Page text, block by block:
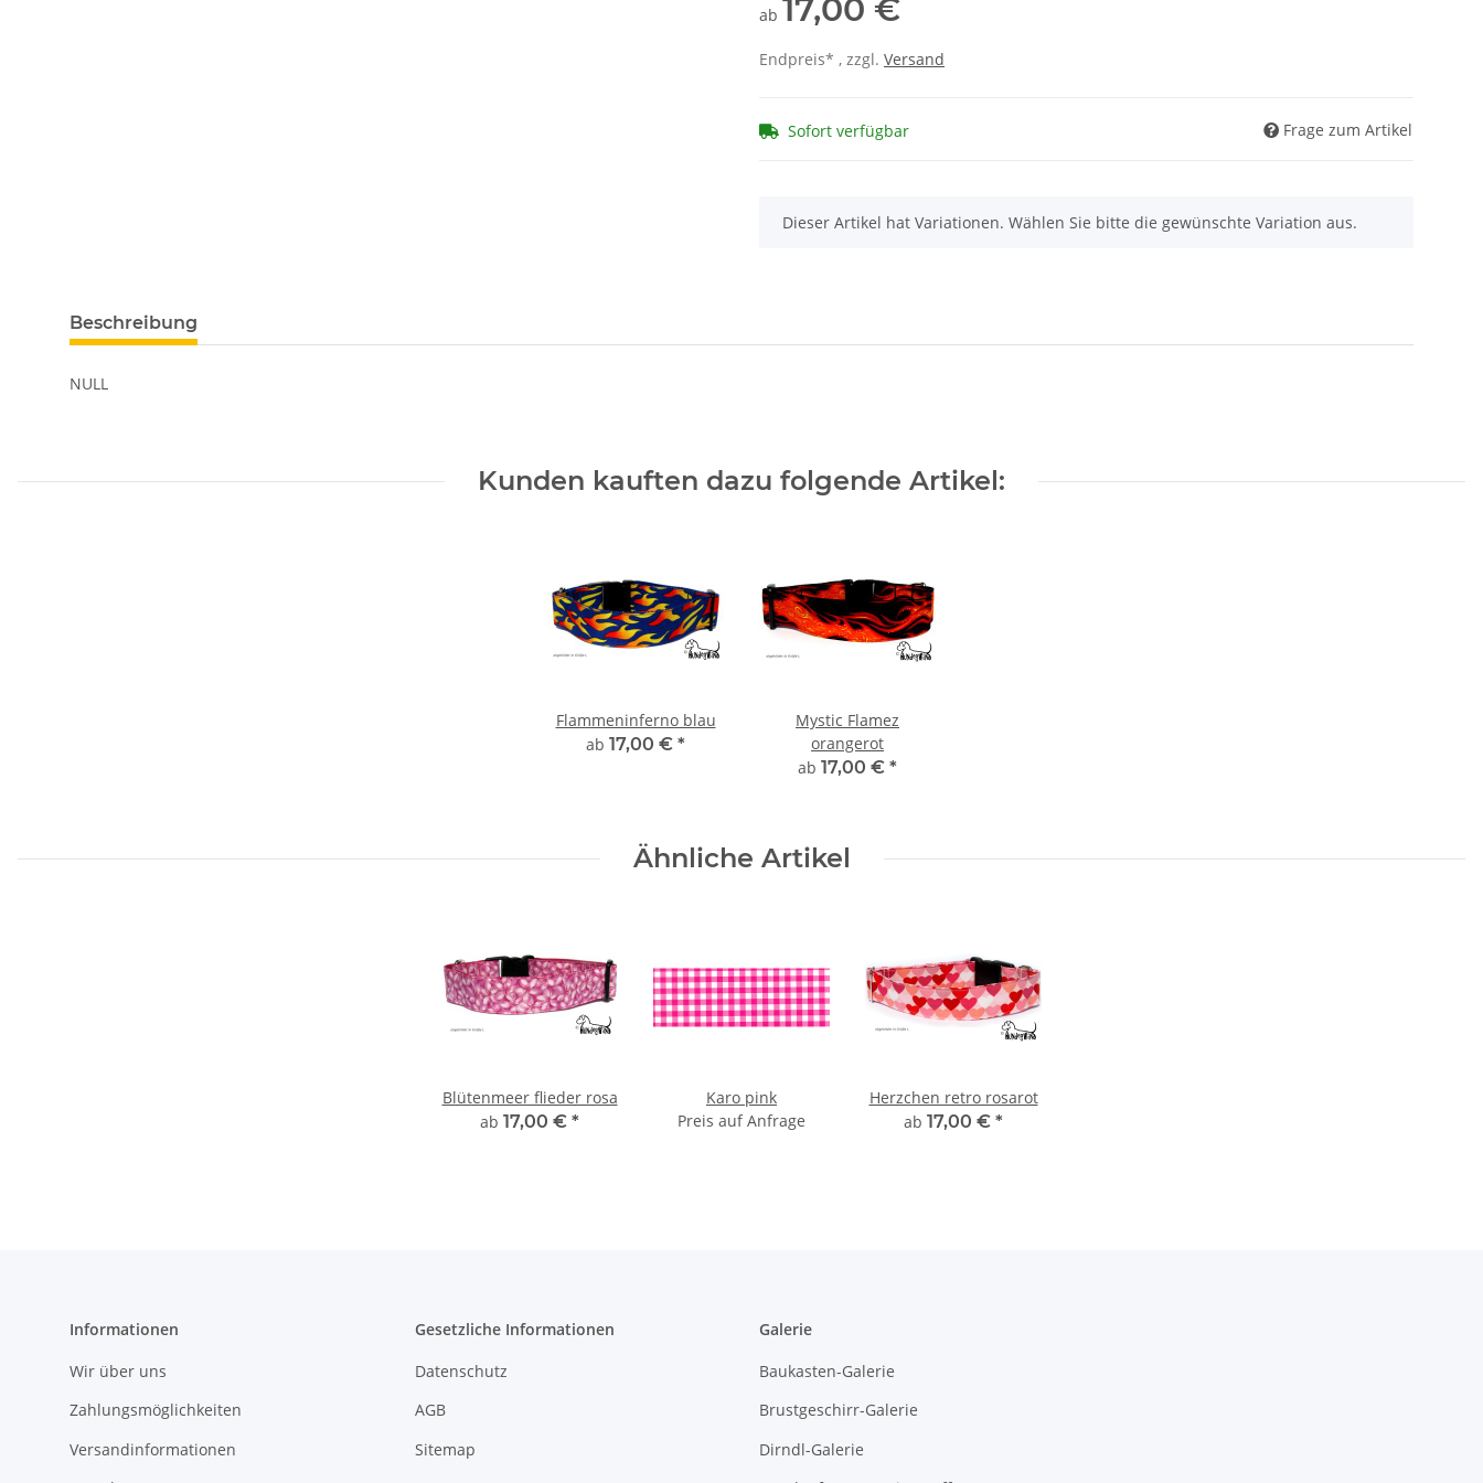
ab 17,00 €
Endpreis* , zzgl. Versand
Sofort verfügbar Frage zum Artikel
x
Dieser Artikel hat Variationen. Wählen Sie bitte die gewünschte Variation aus.
Beschreibung
NULL
Kunden kauften dazu folgende Artikel:
Flammeninferno blau
ab 17,00 € *
Mystic Flamez
orangerot
ab 17,00 € *
Ähnliche Artikel
Blütenmeer flieder rosa
ab 17,00 € *
Karo pink
Preis auf Anfrage
Herzchen retro rosarot
ab 17,00 € *
Informationen
Wir über uns
Zahlungsmöglichkeiten
Versandinformationen
Gesetzliche Informationen
Datenschutz
AGB
Sitemap
Galerie
Baukasten-Galerie
Brustgeschirr-Galerie
Dirndl-Galerie